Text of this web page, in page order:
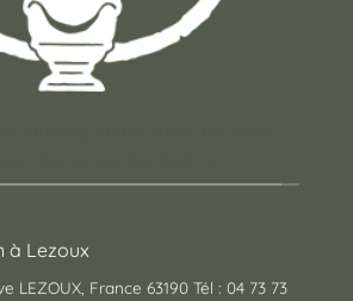
à Lezoux
LEZOUX, France 63190 Tél : 04 73 73